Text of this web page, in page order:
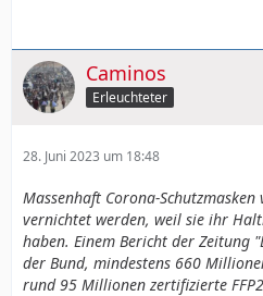
Caminos
Erleuchteter
28. Juni 2023 um 18:48
Massenhaft Corona-
vernichtet werden, weil sie ihr
haben. Einem Bericht der Zeitung
der Bund, mindestens 660
rund 95 Millionen zertifizierte